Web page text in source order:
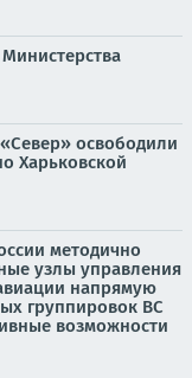
освободили
Харьковской
методично
узлы управления
напрямую
группировок ВС
возможности